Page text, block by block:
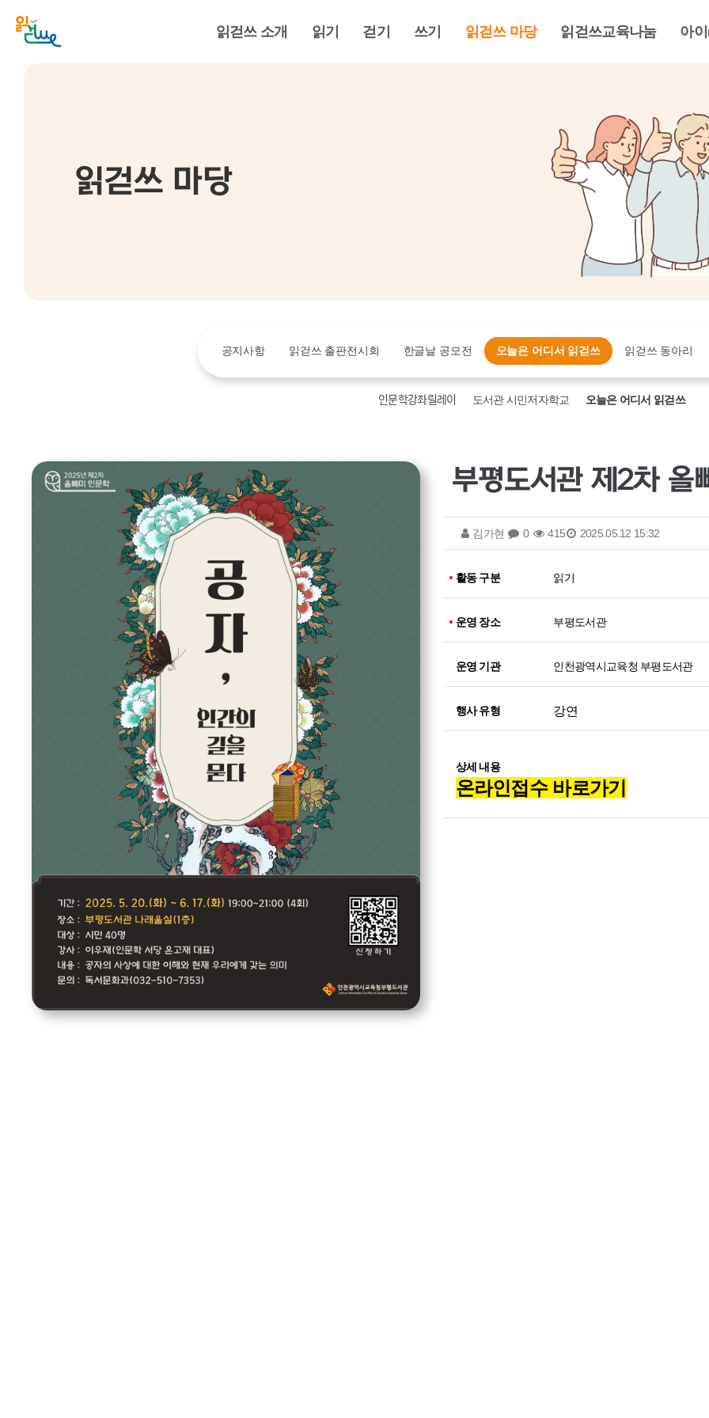
읽걷쓰 소개 읽기 걷기 쓰기 읽걷쓰 마당 읽걷쓰교육나눔 아
읽걷쓰 마당
공지사항 읽걷쓰 출판전시회 한글날 공모전 오늘은 어디서 읽걷쓰 읽걷쓰 동아리
인문학강좌릴레이 도서관 시민저자학교 오늘은 어디서 읽걷쓰
김가현 0 415 2025.05.12 15:32
활동 구분 읽기
운영 장소 부평도서관
운영 기관 인천광역시교육청 부평도서관
행사 유형 강연
상세 내용
온라인접수 바로가기